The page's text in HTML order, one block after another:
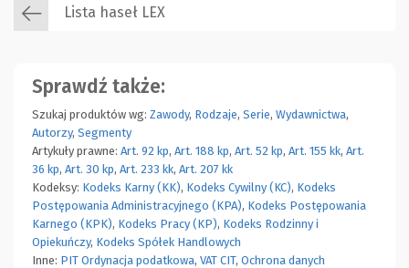
Lista haseł LEX
Sprawdź także:
Szukaj produktów wg: Zawody, Rodzaje, Serie, Wydawnictwa,
Autorzy, Segmenty
Artykuły prawne: Art. 92 kp, Art. 188 kp, Art. 52 kp, Art. 155 kk, Art.
36 kp, Art. 30 kp, Art. 233 kk, Art. 207 kk
Kodeksy: Kodeks Karny (KK), Kodeks Cywilny (KC), Kodeks
Postępowania Administracyjnego (KPA), Kodeks Postępowania
Karnego (KPK), Kodeks Pracy (KP), Kodeks Rodzinny i
Opiekuńczy, Kodeks Spółek Handlowych
Inne: PIT Ordynacja podatkowa, VAT CIT, Ochrona danych